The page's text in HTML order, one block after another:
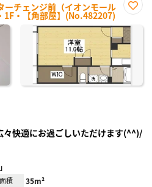
ーチェンジ前（イオンモール
1F・【角部屋】(No.482207)
に入
り登
録
々快適にお過ごしいただけます(^^)/
面積 35m²